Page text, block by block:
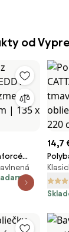
od
cm |
14,7
cm